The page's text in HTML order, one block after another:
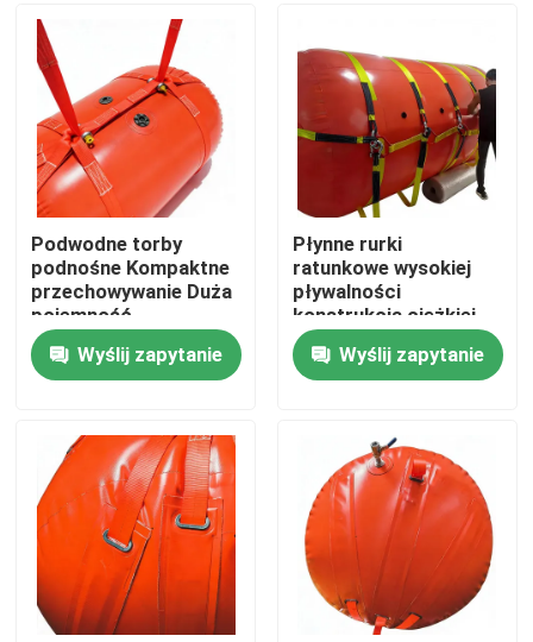
Dom
Produkty
Filmy
O nas
Wycieczka po fabryce
Podwodne torby
podnośne Kompaktne
przechowywanie Duża
pojemność
obciążeniowa
Wzmocnione szwy
Wyślij zapytanie
Płynne rurki
ratunkowe wysokiej
pływalności
konstrukcja ciężkiej
pracy materiał
marynarkiWyślij zapytanie